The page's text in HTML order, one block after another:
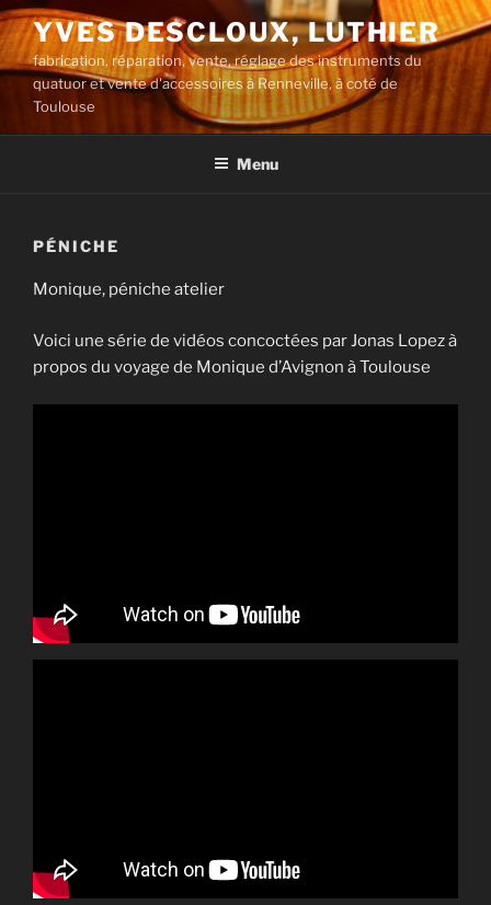
Aller
au
contenu
principal
YVES DESCLOUX, LUTHIER
fabrication, réparation, vente, réglage des instruments du
quatuor et vente d'accessoires à Renneville, à coté de
Toulouse
Menu
PÉNICHE
Monique, péniche atelier
Voici une série de vidéos concoctées par Jonas Lopez à
propos du voyage de Monique d’Avignon à Toulouse